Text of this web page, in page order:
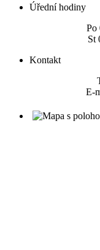
Úřední hodiny
Po
St
Kontakt
E-